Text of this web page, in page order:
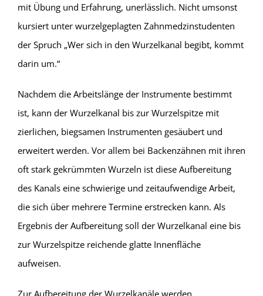
mit Übung und Erfahrung, unerlässlich. Nicht umsonst
kursiert unter wurzelgeplagten Zahnmedzinstudenten
der Spruch „Wer sich in den Wurzelkanal begibt, kommt
darin um.“
Nachdem die Arbeitslänge der Instrumente bestimmt
ist, kann der Wurzelkanal bis zur Wurzelspitze mit
zierlichen, biegsamen Instrumenten gesäubert und
erweitert werden. Vor allem bei Backenzähnen mit ihren
oft stark gekrümmten Wurzeln ist diese Aufbereitung
des Kanals eine schwierige und zeitaufwendige Arbeit,
die sich über mehrere Termine erstrecken kann. Als
Ergebnis der Aufbereitung soll der Wurzelkanal eine bis
zur Wurzelspitze reichende glatte Innenfläche
aufweisen.
Zur Aufbereitung der Wurzelkanäle werden